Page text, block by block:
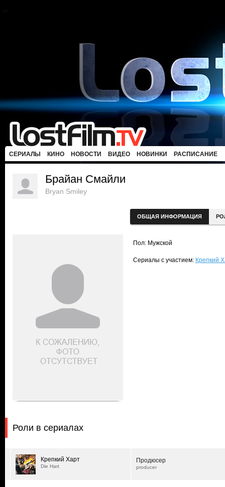
СЕРИАЛЫ КИНО НОВОСТИ ВИДЕО НОВИНКИ РАСПИСАНИЕ
Брайан Смайли
Bryan Smiley
ОБЩАЯ ИНФОРМАЦИЯ
Пол: Мужской
Сериалы с участием: Крепкий
Роли в сериалах
Крепкий Харт
Die Hart
Продюсер
producer